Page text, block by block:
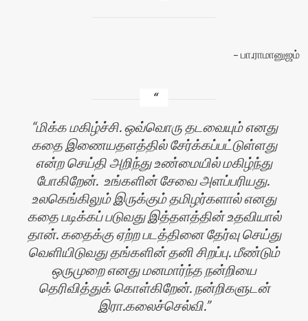
பா.ராமானுஜம்
மிக்க மகிழ்ச்சி. ஒவ்வொரு தடவையும் எனது
கதை இணையதளத்தில் சேர்க்கப்பட்டுள்ளது
என்ற செய்தி அறிந்து உண்மையில் மகிழ்ந்து
போகிறேன். உங்களின் சேவை அளப்பரியது.
உலகெங்கிலும் இருக்கும் தமிழர்களால் எனது
கதை படிக்கப் படுவது இத்தளத்தின் உதவியால்
தான். கதைக்கு ஏற்ற படத்தினை தேர்வு செய்து
வெளியிடுவது தங்களின் தனி சிறப்பு. மீண்டும்
ஒருமுறை எனது மனமார்ந்த நன்றியை
தெரிவித்துக் கொள்கிறேன். நன்றிகளுடன்
இரா.கலைச்செல்வி.